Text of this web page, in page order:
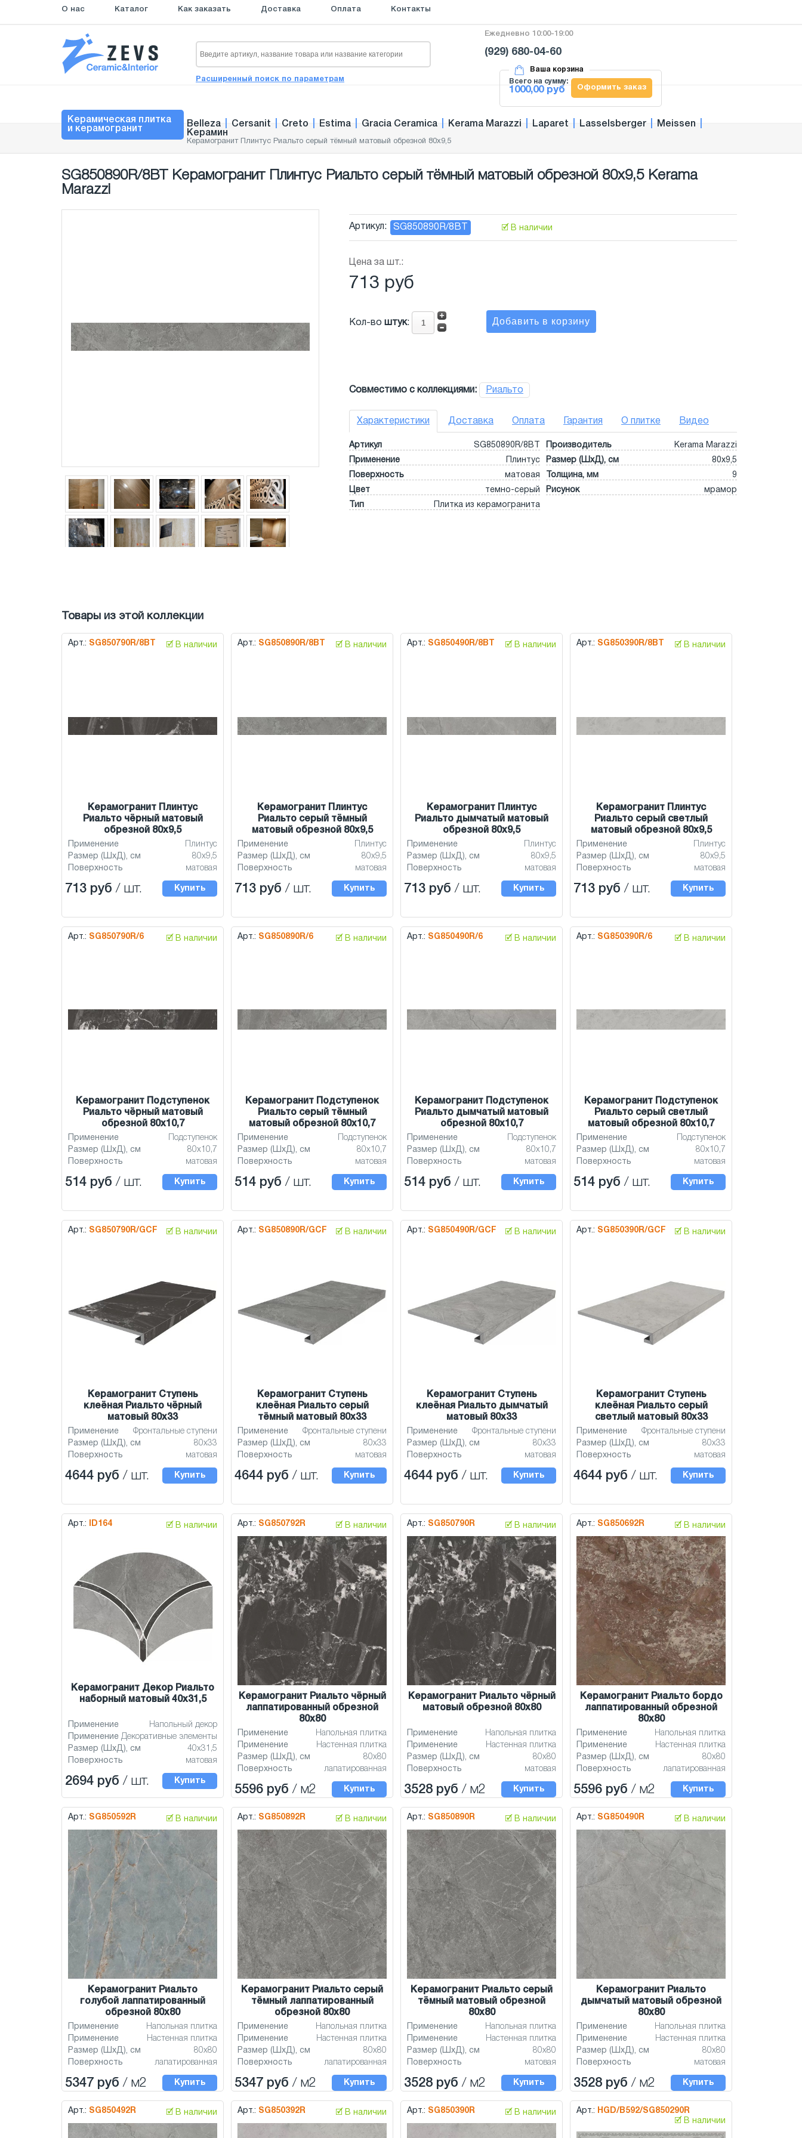
О нас Каталог Как заказать Доставка Оплата Контакты
Расширенный поиск по параметрам
Ежедневно 10:00-19:00
(929) 680-04-60
Ваша корзина
Оформить заказ
Всего на сумму:
1000,00 руб
Керамическая плитка
и керамогранит
Belleza Cersanit Creto Estima Gracia Ceramica Kerama Marazzi Laparet Lasselsberger Meissen
Керамин
Керамогранит Плинтус Риальто серый тёмный матовый обрезной 80х9,5
SG850890R/8BT Керамогранит Плинтус Риальто серый тёмный матовый обрезной 80х9,5 Kerama
Marazzi
Артикул: SG850890R/8BT 🗹 В наличии
Цена за шт.:
713 руб
Кол-во штук:
Совместимо с коллекциями: Риальто
Характеристики Доставка Оплата Гарантия О плитке Видео
Артикул SG850890R/8BT Производитель
Kerama Marazzi
Применение
Плинтус Размер (ШхД), см
80х9,5
Поверхность
матовая Толщина, мм
9
Цвет
темно-серый Рисунок
мрамор
Тип
Плитка из керамогранита
Товары из этой коллекции
Арт.: SG850790R/8BT 🗹 В наличии
Керамогранит Плинтус
Риальто чёрный матовый
обрезной 80х9,5
Применение
Плинтус
Размер (ШхД), см
80х9,5
Поверхность
матовая
713 руб / шт. Купить
Арт.: SG850890R/8BT 🗹 В наличии
Керамогранит Плинтус
Риальто серый тёмный
матовый обрезной 80х9,5
Применение
Плинтус
Размер (ШхД), см
80х9,5
Поверхность
матовая
713 руб / шт. Купить
Арт.: SG850490R/8BT 🗹 В наличии
Керамогранит Плинтус
Риальто дымчатый матовый
обрезной 80х9,5
Применение
Плинтус
Размер (ШхД), см
80х9,5
Поверхность
матовая
713 руб / шт. Купить
Арт.: SG850390R/8BT 🗹 В наличии
Керамогранит Плинтус
Риальто серый светлый
матовый обрезной 80х9,5
Применение
Плинтус
Размер (ШхД), см
80х9,5
Поверхность
матовая
713 руб / шт. Купить
Арт.: SG850790R/6 🗹 В наличии
Керамогранит Подступенок
Риальто чёрный матовый
обрезной 80x10,7
Применение
Подступенок
Размер (ШхД), см
80x10,7
Поверхность
матовая
514 руб / шт. Купить
Арт.: SG850890R/6 🗹 В наличии
Керамогранит Подступенок
Риальто серый тёмный
матовый обрезной 80x10,7
Применение
Подступенок
Размер (ШхД), см
80x10,7
Поверхность
матовая
514 руб / шт. Купить
Арт.: SG850490R/6 🗹 В наличии
Керамогранит Подступенок
Риальто дымчатый матовый
обрезной 80x10,7
Применение
Подступенок
Размер (ШхД), см
80x10,7
Поверхность
матовая
514 руб / шт. Купить
Арт.: SG850390R/6 🗹 В наличии
Керамогранит Подступенок
Риальто серый светлый
матовый обрезной 80x10,7
Применение
Подступенок
Размер (ШхД), см
80x10,7
Поверхность
матовая
514 руб / шт. Купить
Арт.: SG850790R/GCF 🗹 В наличии
Керамогранит Ступень
клеёная Риальто чёрный
матовый 80x33
Применение
Фронтальные ступени
Размер (ШхД), см
80x33
Поверхность
матовая
4644 руб / шт. Купить
Арт.: SG850890R/GCF 🗹 В наличии
Керамогранит Ступень
клеёная Риальто серый
тёмный матовый 80x33
Применение
Фронтальные ступени
Размер (ШхД), см
80x33
Поверхность
матовая
4644 руб / шт. Купить
Арт.: SG850490R/GCF 🗹 В наличии
Керамогранит Ступень
клеёная Риальто дымчатый
матовый 80x33
Применение
Фронтальные ступени
Размер (ШхД), см
80x33
Поверхность
матовая
4644 руб / шт. Купить
Арт.: SG850390R/GCF 🗹 В наличии
Керамогранит Ступень
клеёная Риальто серый
светлый матовый 80x33
Применение
Фронтальные ступени
Размер (ШхД), см
80x33
Поверхность
матовая
4644 руб / шт. Купить
Арт.: ID164 🗹 В наличии
Керамогранит Декор Риальто
наборный матовый 40x31,5
Применение
Напольный декор
Применение Декоративные элементы
Размер (ШхД), см
40x31,5
Поверхность
матовая
2694 руб / шт. Купить
Арт.: SG850792R 🗹 В наличии
Керамогранит Риальто чёрный
лаппатированный обрезной
80x80
Применение
Напольная плитка
Применение
Настенная плитка
Размер (ШхД), см
80x80
Поверхность
лапатированная
5596 руб / м2 Купить
Арт.: SG850790R 🗹 В наличии
Керамогранит Риальто чёрный
матовый обрезной 80x80
Применение
Напольная плитка
Применение
Настенная плитка
Размер (ШхД), см
80x80
Поверхность
матовая
3528 руб / м2 Купить
Арт.: SG850692R 🗹 В наличии
Керамогранит Риальто бордо
лаппатированный обрезной
80x80
Применение
Напольная плитка
Применение
Настенная плитка
Размер (ШхД), см
80x80
Поверхность
лапатированная
5596 руб / м2 Купить
Арт.: SG850592R 🗹 В наличии
Керамогранит Риальто
голубой лаппатированный
обрезной 80x80
Применение
Напольная плитка
Применение
Настенная плитка
Размер (ШхД), см
80x80
Поверхность
лапатированная
5347 руб / м2 Купить
Арт.: SG850892R 🗹 В наличии
Керамогранит Риальто серый
тёмный лаппатированный
обрезной 80x80
Применение
Напольная плитка
Применение
Настенная плитка
Размер (ШхД), см
80x80
Поверхность
лапатированная
5347 руб / м2 Купить
Арт.: SG850890R 🗹 В наличии
Керамогранит Риальто серый
тёмный матовый обрезной
80x80
Применение
Напольная плитка
Применение
Настенная плитка
Размер (ШхД), см
80x80
Поверхность
матовая
3528 руб / м2 Купить
Арт.: SG850490R 🗹 В наличии
Керамогранит Риальто
дымчатый матовый обрезной
80x80
Применение
Напольная плитка
Применение
Настенная плитка
Размер (ШхД), см
80x80
Поверхность
матовая
3528 руб / м2 Купить
Арт.: SG850492R 🗹 В наличии Арт.: SG850392R 🗹 В наличии Арт.: SG850390R 🗹 В наличии Арт.:
HGD/B592/SG850290R
🗹 В наличии